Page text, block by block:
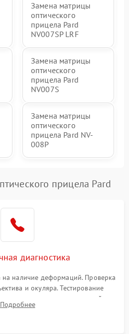
Замена матрицы
оптического
прицела Pard
NV007SP LRF
Замена матрицы
оптического
прицела Pard
NV007S
Замена матрицы
оптического
прицела Pard NV-
008P
прицела Pard
диагностика
наличие деформаций. Проверка
и окуляра. Тестирование
поправок, кольца отстройки
сколов, внутренних
Подробнее